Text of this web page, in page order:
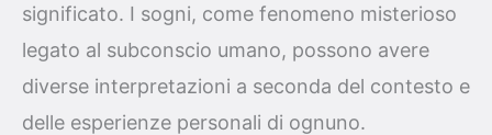
significato. I sogni, come fenomeno misterioso
legato al subconscio umano, possono avere
diverse interpretazioni a seconda del contesto e
delle esperienze personali di ognuno.